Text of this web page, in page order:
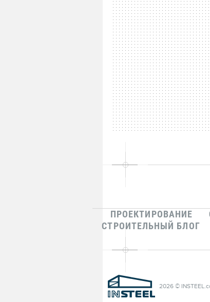
ПРОЕКТИРОВАНИЕ
СТРОИТЕЛЬНЫЙ БЛОГ
2026 ©